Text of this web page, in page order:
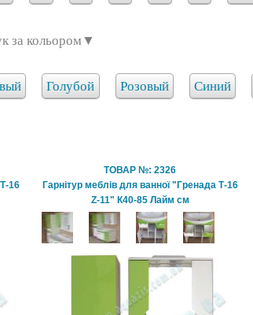
за кольором▼
Голубой Розовый Синий
16
ТОВАР №: 2326
Гарнітур меблів для ванної "Гренада Т-16
Z-11" К40-85 Лайм см